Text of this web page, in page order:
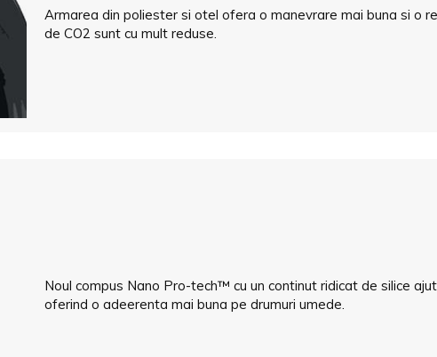
Armarea din poliester si otel ofera o manevrare mai buna si o
de CO2 sunt cu mult reduse.
Noul compus Nano Pro-tech™ cu un continut ridicat de silice
oferind o adeerenta mai buna pe drumuri umede.